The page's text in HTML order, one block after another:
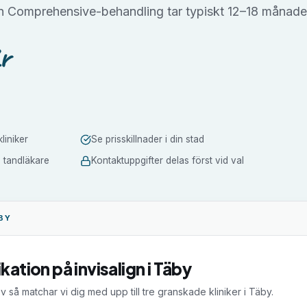
Comprehensive-behandling tar typiskt 12–18
Se prisskillnader i din stad
tandläkare
Kontaktuppgifter delas först vid val
påinvisaligniTäby
så matchar vi dig med upp till tre granskade kliniker i Täby.